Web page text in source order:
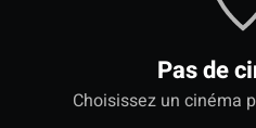
Pas de
Choisissez un cinéma